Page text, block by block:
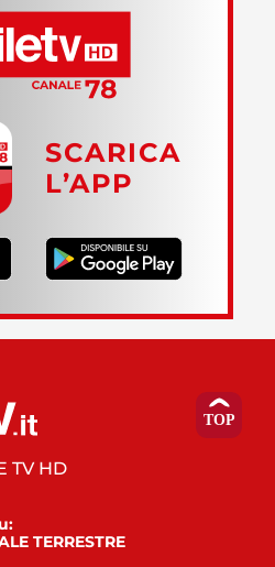
SCARICA
L’APP
TV HD
TERRESTRE